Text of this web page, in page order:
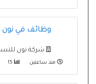
وظائف في نون
شركة نون
منذ ساعتين